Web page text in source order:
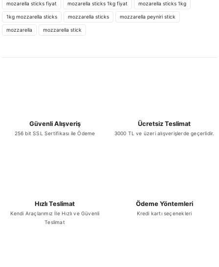
Ürün resmi kalitesiz, bozuk veya görüntülenemiyor.
Ürün açıklamasında eksik bilgiler bulunuyor.
mozarella sticks fiyat mozarella sticks 1kg fiyat mozarella sticks 1kg
1kg mozzarella sticks mozzarella sticks mozzarella peyniri stick
mozzarella mozzarella stick
Güvenli Alışveriş
256 bit SSL Sertifikası ile Ödeme
Ücretsiz Teslimat
3000 TL ve üzeri alışverişlerde geçerlidir.
Hızlı Teslimat
Kendi Araçlarımız İle Hızlı ve Güvenli
Teslimat
Ödeme Yöntemleri
Kredi kartı seçenekleri